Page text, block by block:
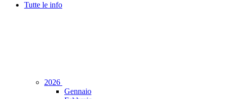
Tutte le info
2026
Gennaio